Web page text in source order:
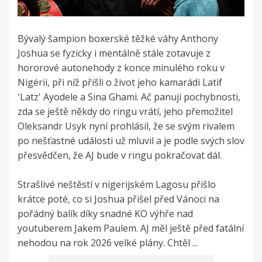
Bývalý šampion boxerské těžké váhy Anthony
Joshua se fyzicky i mentálně stále zotavuje z
hororové autonehody z konce minulého roku v
Nigérii, při níž přišli o život jeho kamarádi Latif
'Latz' Ayodele a Sina Ghami. Ač panují pochybnosti,
zda se ještě někdy do ringu vrátí, jeho přemožitel
Oleksandr Usyk nyní prohlásil, že se svým rivalem
po nešťastné události už mluvil a je podle svých slov
přesvědčen, že AJ bude v ringu pokračovat dál.
Strašlivé neštěstí v nigerijském Lagosu přišlo
krátce poté, co si Joshua přišel před Vánoci na
pořádný balík díky snadné KO výhře nad
youtuberem Jakem Paulem. AJ měl ještě před fatální
nehodou na rok 2026 velké plány. Chtěl ...